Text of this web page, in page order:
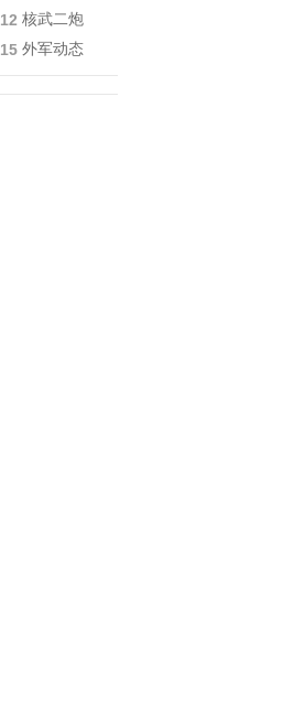
12 核武二炮
15 外军动态